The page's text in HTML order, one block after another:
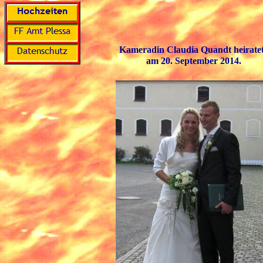
Kameradin Claudia Quandt
am 20. September 2014.